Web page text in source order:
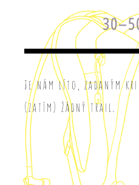
Je nám líto, zadaným
(zatím) žádný trail.